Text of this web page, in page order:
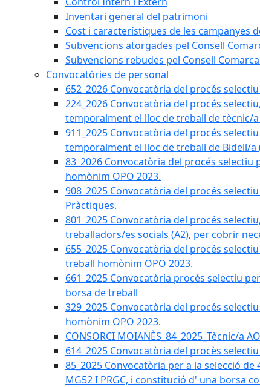
Inventari general del patrimoni
Cost i característiques de les campanyes
Subvencions atorgades pel Consell
Subvencions rebudes pel Consell
Convocatòries de personal
652_2026 Convocatòria del procés
224_2026 Convocatòria del procés
temporalment el lloc de treball de tècnic/
911_2025 Convocatòria del procés
temporalment el lloc de treball de Bidell/a
83_2026 Convocatòria del procés
homònim OPO 2023.
908_2025 Convocatòria del procés
Pràctiques.
801_2025 Convocatòria del procés
treballadors/es socials (A2), per cobrir
655_2025 Convocatòria del procés
treball homònim OPO 2023.
661_2025 Convocatòria procés selectiu
borsa de treball
329_2025 Convocatòria del procés
homònim OPO 2023.
CONSORCI MOIANÈS_84_2025_Tècnic/a
614_2025 Convocatòria del procès
85_2025 Convocatòria per a la selecció
MG52 I PRGC, i constitució d' una borsa